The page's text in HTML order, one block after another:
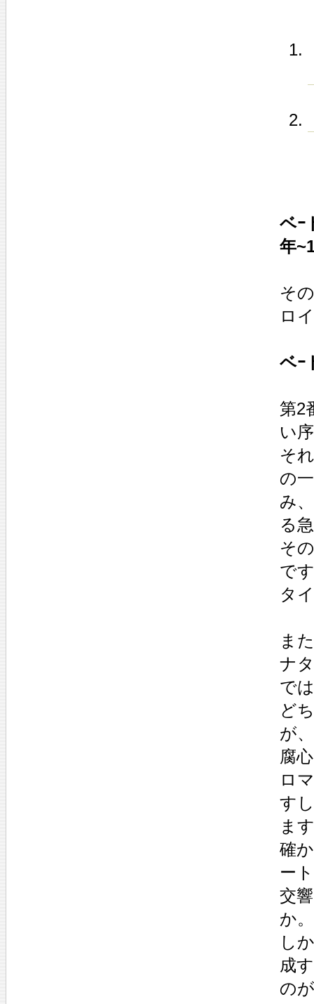
ベｰ
年
そ
ロ
ベｰ
第2
い
そ
の
み
る
そ
で
タ
ま
ナ
で
ど
が
腐
ロ
す
ま
確
ー
交
か。
し
成
の